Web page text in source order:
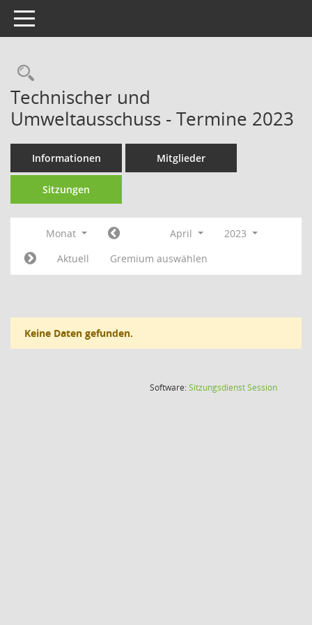
Toggle navigation
Technischer und
Umweltausschuss - Termine 2023
Informationen Mitglieder
Sitzungen
Monat April
2023
Aktuell
Gremium auswählen
Keine Daten gefunden.
Software:SitzungsdienstSession(Wird in